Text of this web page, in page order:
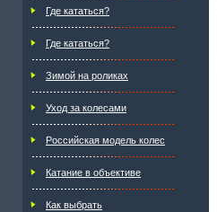
Где кататься?
Где кататься?
Зимой на роликах
Уход за колесами
Российская модель колес
Катание в объективе
Как выбрать